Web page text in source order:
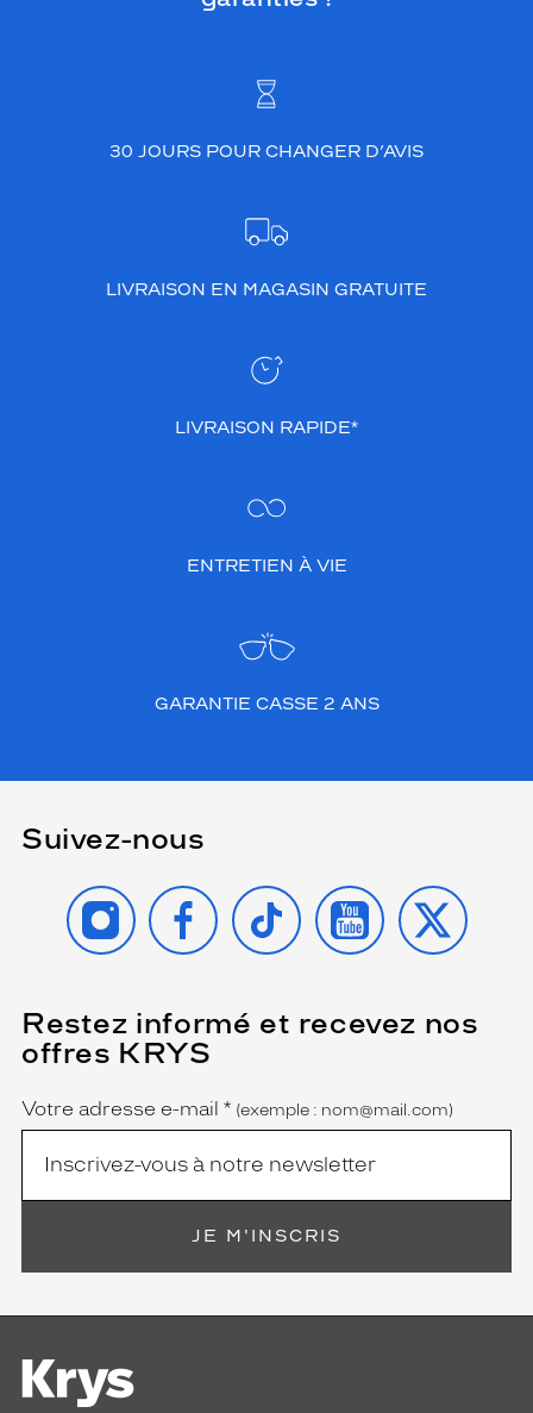
30 JOURS POUR CHANGER D’AVIS
LIVRAISON EN MAGASIN GRATUITE
LIVRAISON RAPIDE*
ENTRETIEN À VIE
GARANTIE CASSE 2 ANS
Suivez-nous
INSTAGRAMFACEBOOK
TIKTOK YOUTUBE
X
Restez informé et recevez nos
offres KRYS
Name
Votre adresse e-mail *
(Ce
champ
est
obligatoire)
(exemple : nom@mail.com)
JE M'INSCRIS